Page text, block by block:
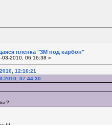
пленка "3М под карбон"
03-2010, 06:16:38 »
12:16:21
2010, 07:44:30
?